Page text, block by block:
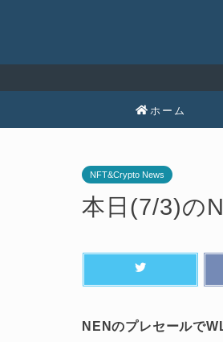
ホーム
NFT&Crypto News
本日(7/3)の
NENのプレセールで